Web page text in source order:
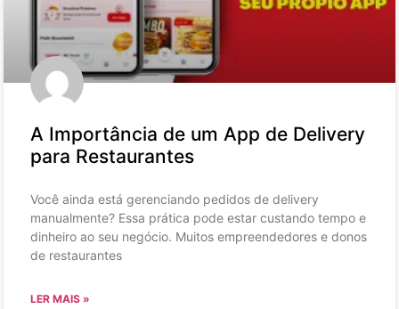
A Importância de um App de Delivery
para Restaurantes
Você ainda está gerenciando pedidos de delivery
manualmente? Essa prática pode estar custando tempo e
dinheiro ao seu negócio. Muitos empreendedores e donos
de restaurantes
LER MAIS »